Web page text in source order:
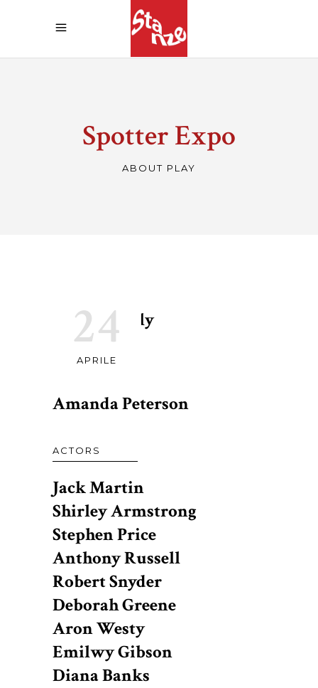
Spotter Expo
ABOUT PLAY
24
APRILE
Patrick Kelly
DESIGN
Amanda Peterson
ACTORS
Jack Martin
Shirley Armstrong
Stephen Price
Anthony Russell
Robert Snyder
Deborah Greene
Aron Westy
Emilwy Gibson
Diana Banks